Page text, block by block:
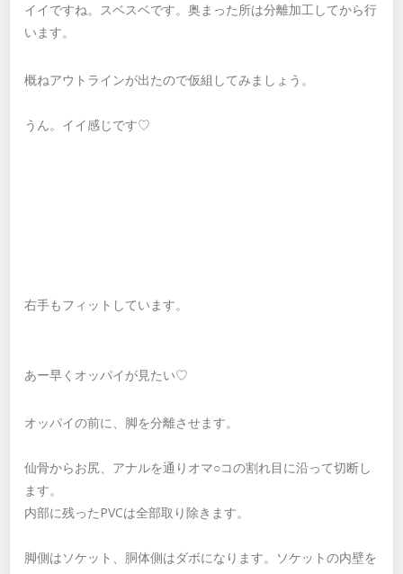
イイですね。スベスベです。奥まった所は分離加工してから行
います。
概ねアウトラインが出たので仮組してみましょう。
うん。イイ感じです♡
右手もフィットしています。
あー早くオッパイが見たい♡
オッパイの前に、脚を分離させます。
仙骨からお尻、アナルを通りオマ○コの割れ目に沿って切断し
ます。
内部に残ったPVCは全部取り除きます。
脚側はソケット、胴体側はダボになります。ソケットの内壁を